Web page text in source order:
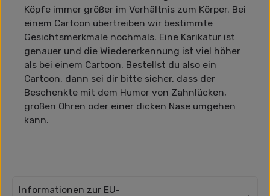
Köpfe immer größer im Verhältnis zum Körper. Bei
einem Cartoon übertreiben wir bestimmte
Gesichtsmerkmale nochmals. Eine Karikatur ist
genauer und die Wiedererkennung ist viel höher
als bei einem Cartoon. Bestellst du also ein
Cartoon, dann sei dir bitte sicher, dass der
Beschenkte mit dem Humor von Zahnlücken,
großen Ohren oder einer dicken Nase umgehen
kann.
Informationen zur EU-